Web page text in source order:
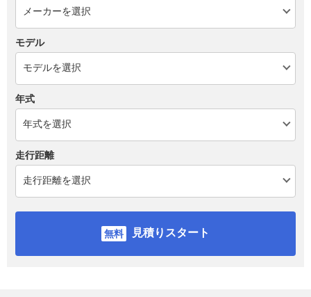
モデル
年式
走行距離
見積りスタート